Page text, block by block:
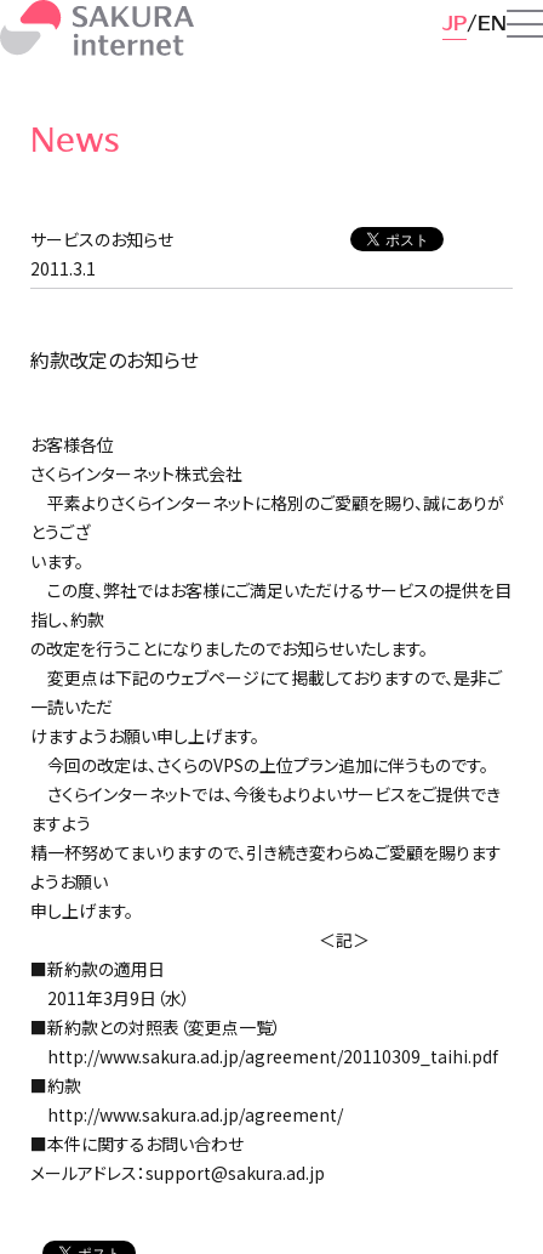
JP EN
News
サービスのお知らせ
2011.3.1
約款改定のお知らせ
お客様各位
さくらインターネット株式会社
平素よりさくらインターネットに格別のご愛顧を賜り、誠にありが
とうござ
います。
この度、弊社ではお客様にご満足いただけるサービスの提供を目
指し、約款
の改定を行うことになりましたのでお知らせいたします。
変更点は下記のウェブページにて掲載しておりますので、是非ご
一読いただ
けますようお願い申し上げます。
今回の改定は、さくらのVPSの上位プラン追加に伴うものです。
さくらインターネットでは、今後もよりよいサービスをご提供でき
ますよう
精一杯努めてまいりますので、引き続き変わらぬご愛顧を賜ります
ようお願い
申し上げます。
＜記＞
■新約款の適用日
2011年3月9日（水）
■新約款との対照表（変更点一覧）
http://www.sakura.ad.jp/agreement/20110309_taihi.pdf
■約款
http://www.sakura.ad.jp/agreement/
■本件に関するお問い合わせ
メールアドレス：support@sakura.ad.jp